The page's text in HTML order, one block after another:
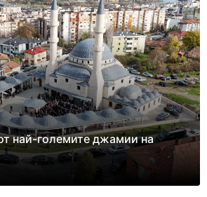
най-големите джамии на